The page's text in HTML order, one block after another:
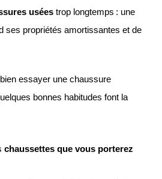
uséestrop longtemps : une
ses propriétés amortissantes et de
essayer une chaussure
bonnes habitudes font la
chaussettes que vous porterez